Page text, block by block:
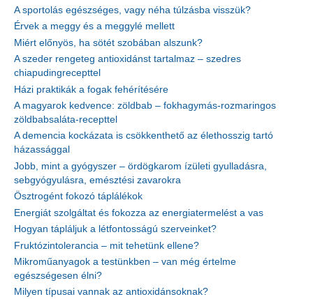
A sportolás egészséges, vagy néha túlzásba visszük?
Érvek a meggy és a meggylé mellett
Miért előnyös, ha sötét szobában alszunk?
A szeder rengeteg antioxidánst tartalmaz – szedres
chiapudingrecepttel
Házi praktikák a fogak fehérítésére
A magyarok kedvence: zöldbab – fokhagymás-rozmaringos
zöldbabsaláta-recepttel
A demencia kockázata is csökkenthető az élethosszig tartó
házassággal
Jobb, mint a gyógyszer – ördögkarom ízületi gyulladásra,
sebgyógyulásra, emésztési zavarokra
Ösztrogént fokozó táplálékok
Energiát szolgáltat és fokozza az energiatermelést a vas
Hogyan tápláljuk a létfontosságú szerveinket?
Fruktózintolerancia – mit tehetünk ellene?
Mikroműanyagok a testünkben – van még értelme
egészségesen élni?
Milyen típusai vannak az antioxidánsoknak?